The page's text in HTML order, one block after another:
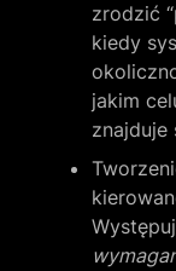
zrodzić
kiedy
jakim
znajduje